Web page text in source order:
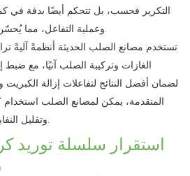
التكرير فحسب، بل تتحكم أيضًا بدقة في
وعملية التفاعل، مما يُحسّن كفاءة الإنتاج وجودة الصلب.
تستخدم مصانع الصلب الحديثة أنظمةً آليةً
الغازات وتركيبة الصلب آنيًا، مع ضبط
لضمان أفضل النتائج لتفاعلات إزالة
المتقدمة، يمكن لمصانع الصلب استخدام
وتقليل النفايات، وتحسين استقرار الإنتاج.